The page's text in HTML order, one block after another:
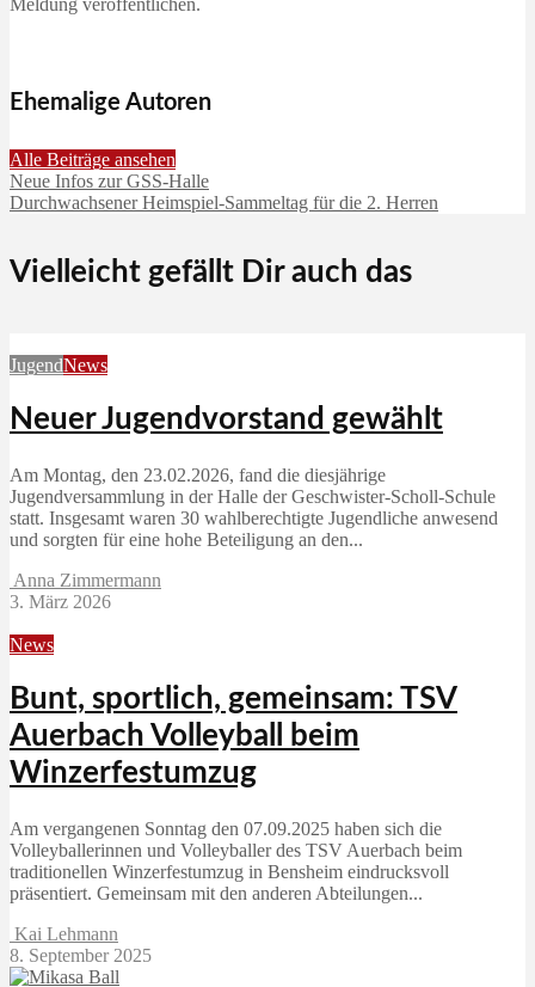
Meldung veröffentlichen.
Ehemalige Autoren
Alle Beiträge ansehen
Neue Infos zur GSS-Halle
Durchwachsener Heimspiel-Sammeltag für die 2. Herren
Vielleicht gefällt Dir auch das
JugendNews
Neuer Jugendvorstand gewählt
Am Montag, den 23.02.2026, fand die diesjährige
Jugendversammlung in der Halle der Geschwister-Scholl-Schule
statt. Insgesamt waren 30 wahlberechtigte Jugendliche anwesend
und sorgten für eine hohe Beteiligung an den...
Anna Zimmermann
3. März 2026
News
Bunt, sportlich, gemeinsam: TSV
Auerbach Volleyball beim
Winzerfestumzug
Am vergangenen Sonntag den 07.09.2025 haben sich die
Volleyballerinnen und Volleyballer des TSV Auerbach beim
traditionellen Winzerfestumzug in Bensheim eindrucksvoll
präsentiert. Gemeinsam mit den anderen Abteilungen...
Kai Lehmann
8. September 2025